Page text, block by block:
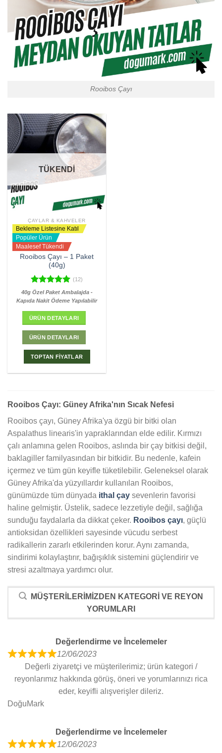
Rooibos Çayı
TÜKENDİ
ÇAYLAR & KAHVELER
Bekleme Listesine Katıl
Popüler Ürün
Maalesef Tükendi
Rooibos Çayı – 1 Paket
(40g)
5 üzerinden
5.00oy
(12)
40g Özel Paket Ambalajda -
Kapıda Nakit Ödeme Yapılabilir
ÜRÜN DETAYLARI
ÜRÜN DETAYLARI
TOPTAN FİYATLAR
Rooibos Çayı: Güney Afrika'nın Sıcak Nefesi
Rooibos çayı, Güney Afrika'ya özgü bir bitki olan
Aspalathus linearis'in yapraklarından elde edilir. Kırmızı
çalı anlamına gelen Rooibos, aslında bir çay bitkisi değil,
baklagiller familyasından bir bitkidir. Bu nedenle, kafein
içermez ve tüm gün keyifle tüketilebilir. Geleneksel olarak
Güney Afrika'da yüzyıllardır kullanılan Rooibos,
günümüzde tüm dünyada ithal çay sevenlerin favorisi
haline gelmiştir. Üstelik, sadece lezzetiyle değil, sağlığa
sunduğu faydalarla da dikkat çeker. Rooibos çayı, güçlü
antioksidan özellikleri sayesinde vücudu serbest
radikallerin zararlı etkilerinden korur. Aynı zamanda,
sindirimi kolaylaştırır, bağışıklık sistemini güçlendirir ve
stresi azaltmaya yardımcı olur.
MÜŞTERILERIMIZDEN KATEGORI VE REYON
YORUMLARI
Değerlendirme ve İncelemeler
R
a
t
d
u
12/06/2023
Değerli ziyaretçi ve müşterilerimiz; ürün kategori /
reyonlarımız hakkında görüş, öneri ve yorumlarınızı rica
eder, keyifli alışverişler dileriz.
DoğuMark
Değerlendirme ve İncelemeler
R
12/06/2023